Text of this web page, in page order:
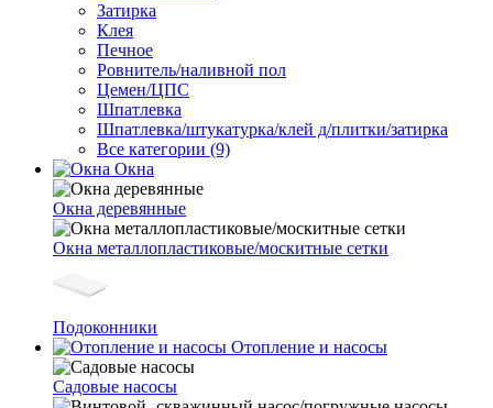
Затирка
Клея
Печное
Ровнитель/наливной пол
Цемен/ЦПС
Шпатлевка
Шпатлевка/штукатурка/клей д/плитки/затирка
Все категории (9)
Окна
Окна деревянные
Окна металлопластиковые/москитные сетки
Подоконники
Отопление и насосы
Cадовые насосы